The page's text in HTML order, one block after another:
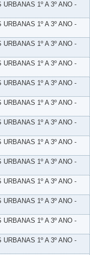
1º A 3º ANO -
1º A 3º ANO -
1º A 3º ANO -
1º A 3º ANO -
1º A 3º ANO -
1º A 3º ANO -
1º A 3º ANO -
1º A 3º ANO -
1º A 3º ANO -
1º A 3º ANO -
1º A 3º ANO -
1º A 3º ANO -
1º A 3º ANO -